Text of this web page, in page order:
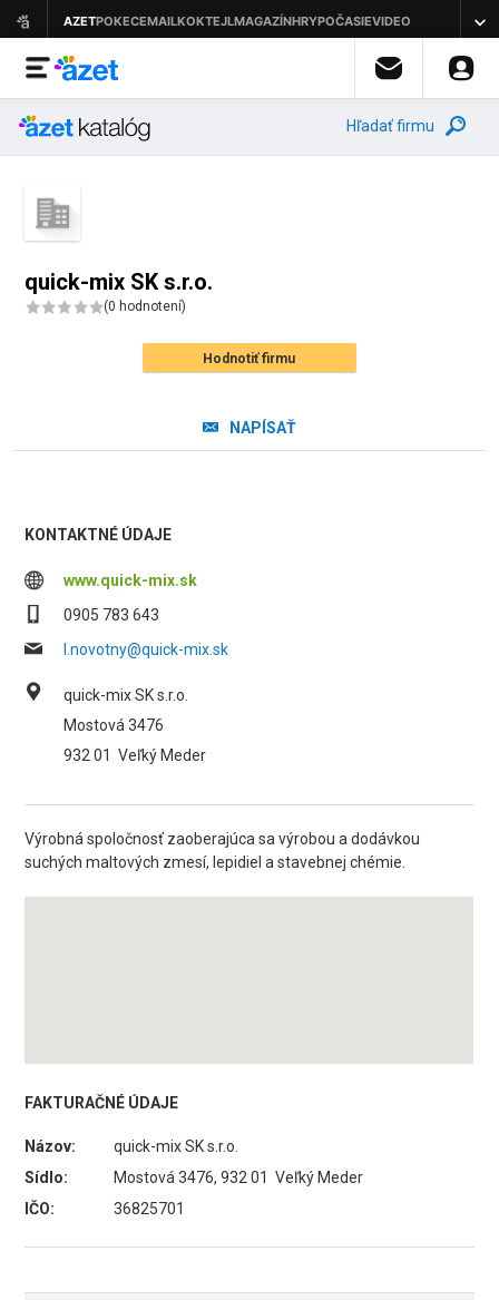
Hľadať firmu
quick-mix SK s.r.o.
(0 hodnotení)
Hodnotiť firmu
NAPÍSAŤ
KONTAKTNÉ ÚDAJE
www.quick-mix.sk
0905 783 643
l.novotny@quick-mix.sk
quick-mix SK s.r.o.
Mostová 3476
932 01 Veľký Meder
Výrobná spoločnosť zaoberajúca sa výrobou a dodávkou
suchých maltových zmesí, lepidiel a stavebnej chémie.
FAKTURAČNÉ ÚDAJE
Názov:
quick-mix SK s.r.o.
Sídlo:
Mostová 3476, 932 01 Veľký Meder
IČO:
36825701